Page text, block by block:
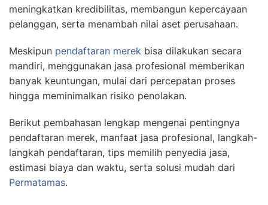
meningkatkan kredibilitas, membangun kepercayaan
pelanggan, serta menambah nilai aset perusahaan.
Meskipun pendaftaran merek bisa dilakukan secara
mandiri, menggunakan jasa profesional memberikan
banyak keuntungan, mulai dari percepatan proses
hingga meminimalkan risiko penolakan.
Berikut pembahasan lengkap mengenai pentingnya
pendaftaran merek, manfaat jasa profesional, langkah-
langkah pendaftaran, tips memilih penyedia jasa,
estimasi biaya dan waktu, serta solusi mudah dari
Permatamas.